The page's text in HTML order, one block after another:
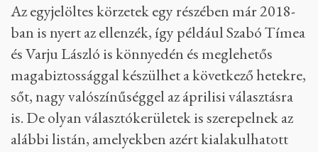
Az egyjelöltes körzetek egy részében már 2018-
ban is nyert az ellenzék, így például Szabó Tímea
és Varju László is könnyedén és meglehetős
magabiztossággal készülhet a következő hetekre,
sőt, nagy valószínűséggel az áprilisi választásra
is. De olyan választókerületek is szerepelnek az
alábbi listán, amelyekben azért kialakulhatott